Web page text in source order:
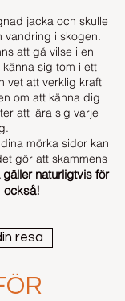
jacka och skulle
vandring i skogen.
att gå vilse i en
sig tom i ett
vet att verklig kraft
om att känna dig
att lära sig varje
mörka sidor kan
gör att skammens
gäller naturligtvis för
också!
resa